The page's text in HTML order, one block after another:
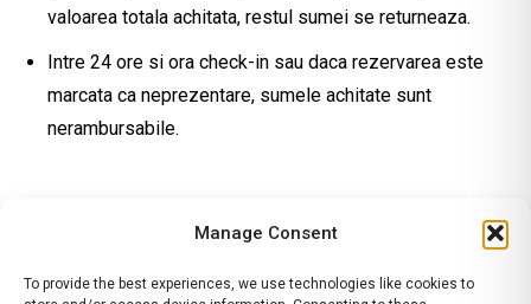
Manage Consent
To provide the best experiences, we use technologies like cookies to
valoarea totala achitata, restul sumei se returneaza.
Intre 24 ore si ora check-in sau daca rezervarea este
marcata ca neprezentare, sumele achitate sunt
nerambursabile.